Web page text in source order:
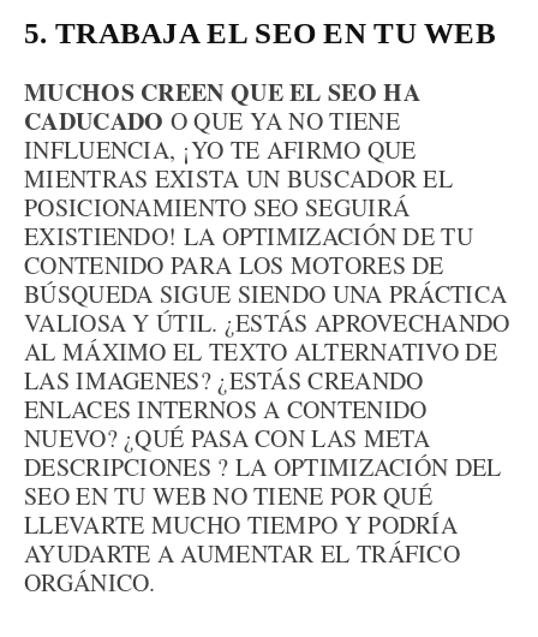
5. TRABAJA EL SEO EN TU WEB
MUCHOS CREEN QUE EL SEO HA
CADUCADO O QUE YA NO TIENE
INFLUENCIA, ¡YO TE AFIRMO QUE
MIENTRAS EXISTA UN BUSCADOR EL
POSICIONAMIENTO SEO SEGUIRÁ
EXISTIENDO! LA OPTIMIZACIÓN DE TU
CONTENIDO PARA LOS MOTORES DE
BÚSQUEDA SIGUE SIENDO UNA PRÁCTICA
VALIOSA Y ÚTIL. ¿ESTÁS APROVECHANDO
AL MÁXIMO EL TEXTO ALTERNATIVO DE
LAS IMAGENES? ¿ESTÁS CREANDO
ENLACES INTERNOS A CONTENIDO
NUEVO? ¿QUÉ PASA CON LAS META
DESCRIPCIONES ? LA OPTIMIZACIÓN DEL
SEO EN TU WEB NO TIENE POR QUÉ
LLEVARTE MUCHO TIEMPO Y PODRÍA
AYUDARTE A AUMENTAR EL TRÁFICO
ORGÁNICO.